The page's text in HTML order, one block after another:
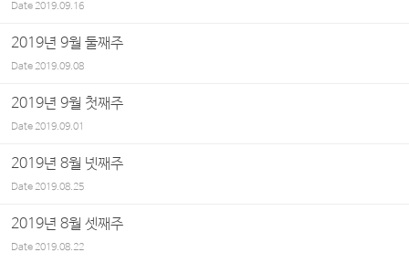
Date2019.09.16
2019년 9월 둘째주
Date2019.09.08
2019년 9월 첫째주
Date2019.09.01
2019년 8월 넷째주
Date2019.08.25
2019년 8월 셋째주
Date2019.08.22